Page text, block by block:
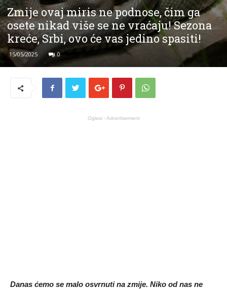
Zmije ovaj miris ne podnose, čim ga
osete nikad više se ne vraćaju! Sezona
kreće, Srbi, ovo će vas jedino spasiti!
15/05/2025 0
Oglasi - Advertisement
Danas ćemo se malo osvrnuti na zmije. Niko od nas ne